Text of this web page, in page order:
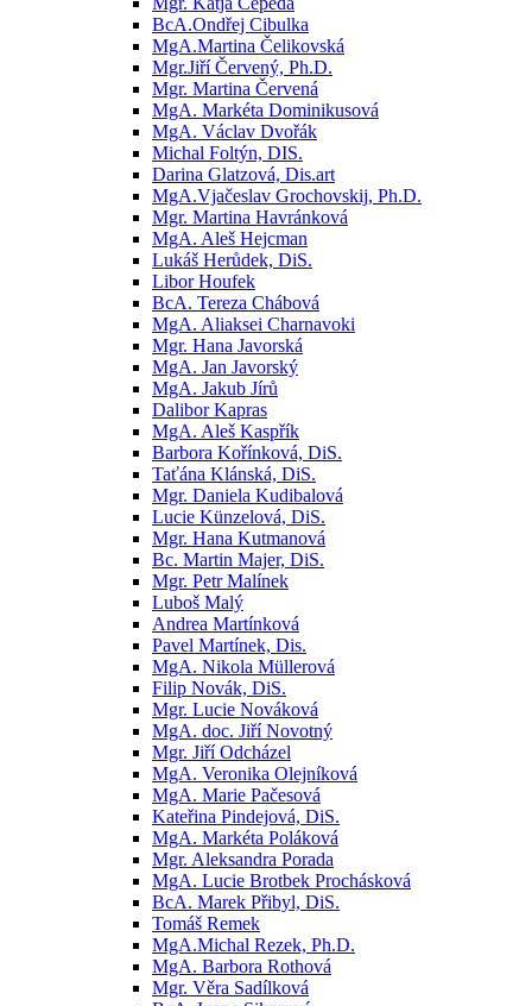
BcA.Ondřej Cibulka
MgA.Martina Čelikovská
Mgr.Jiří Červený, Ph.D.
Mgr. Martina Červená
MgA. Markéta Dominikusová
MgA. Václav Dvořák
Michal Foltýn, DIS.
Darina Glatzová, Dis.art
MgA.Vjačeslav Grochovskij, Ph.D.
Mgr. Martina Havránková
MgA. Aleš Hejcman
Lukáš Herůdek, DiS.
Libor Houfek
BcA. Tereza Chábová
MgA. Aliaksei Charnavoki
Mgr. Hana Javorská
MgA. Jan Javorský
MgA. Jakub Jírů
Dalibor Kapras
MgA. Aleš Kaspřík
Barbora Kořínková, DiS.
Taťána Klánská, DiS.
Mgr. Daniela Kudibalová
Lucie Künzelová, DiS.
Mgr. Hana Kutmanová
Bc. Martin Majer, DiS.
Mgr. Petr Malínek
Luboš Malý
Andrea Martínková
Pavel Martínek, Dis.
MgA. Nikola Müllerová
Filip Novák, DiS.
Mgr. Lucie Nováková
MgA. doc. Jiří Novotný
Mgr. Jiří Odcházel
MgA. Veronika Olejníková
MgA. Marie Pačesová
Kateřina Pindejová, DiS.
MgA. Markéta Poláková
Mgr. Aleksandra Porada
MgA. Lucie Brotbek Prochásková
BcA. Marek Přibyl, DiS.
Tomáš Remek
MgA.Michal Rezek, Ph.D.
MgA. Barbora Rothová
Mgr. Věra Sadílková